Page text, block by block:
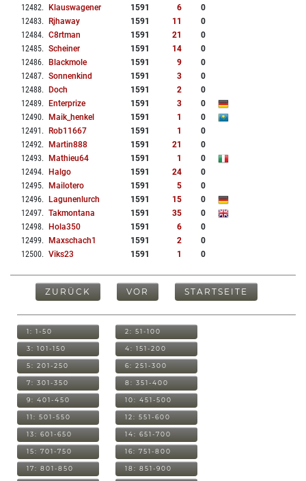
12482. Klauswagener 1591 6
0
12483. Rjhaway 1591 11
0
12484. C8rtman 1591 21
0
12485. Scheiner 1591 14
0
12486. Blackmole 1591 9
0
12487. Sonnenkind 1591 3
0
12488. Doch 1591 2
0
12489. Enterprize 1591 3
0
12490. Maik_henkel 1591 1
0
12491 . Rob11667 1591 1
0
12492. Martin888 1591 21
0
12493. Mathieu64 1591 1
0
12494. Halgo 1591 24
0
12495. Mailotero 1591 5
0
12496. Lagunenlurch 1591 15
0
12497. Takmontana 1591 35
0
12498. Hola350 1591 6
0
12499. Maxschach1 1591 2
0
12500. Viks23 1591 1 0
ZURÜCK VOR STARTSEITE
1: 1-50 2: 51-100
3: 101-150 4: 151-200
5: 201-250 6: 251-300
7: 301-350 8: 351-400
9: 401-450 10: 451-500
11: 501-550 12: 551-600
13: 601-650 14: 651-700
15: 701-750 16: 751-800
17: 801-850 18: 851-900